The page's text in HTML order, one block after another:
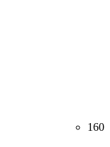
160